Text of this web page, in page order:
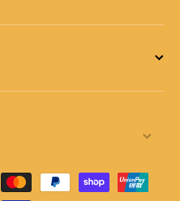
Metodi di pagamento